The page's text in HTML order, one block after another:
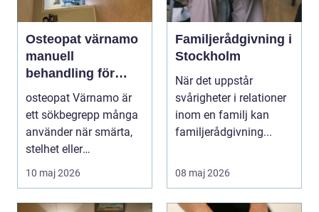
Osteopat värnamo
manuell
behandling för
minskad smärta
och Ökad rörlighet
osteopat Värnamo är
ett sökbegrepp många
använder när smärta,
stelhet eller
återkommande värk
börjar...
10 maj 2026
Familjerådgivning i
Stockholm
När det uppstår
svårigheter i relationer
inom en familj kan
familjerådgivning...
08 maj 2026